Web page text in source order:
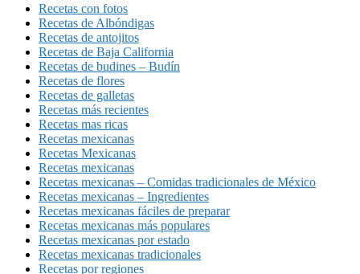
Recetas con fotos
Recetas de Albóndigas
Recetas de antojitos
Recetas de Baja California
Recetas de budines – Budín
Recetas de flores
Recetas de galletas
Recetas más recientes
Recetas mas ricas
Recetas mexicanas
Recetas Mexicanas
Recetas mexicanas
Recetas mexicanas – Comidas tradicionales de México
Recetas mexicanas – Ingredientes
Recetas mexicanas fáciles de preparar
Recetas mexicanas más populares
Recetas mexicanas por estado
Recetas mexicanas tradicionales
Recetas por regiones